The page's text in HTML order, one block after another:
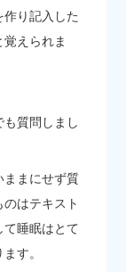
り記入した
えられま
質問しまし
まにせず質
はテキスト
て睡眠はとて
す。